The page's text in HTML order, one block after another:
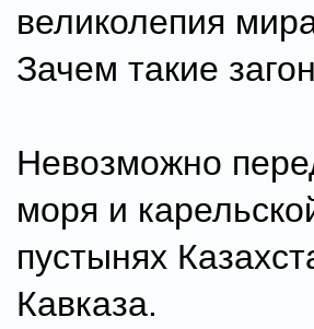
великолепия
Зачем такие
Невозможно
моря и
пустынях
Кавказа.